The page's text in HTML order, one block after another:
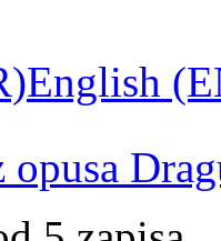
English
opusa